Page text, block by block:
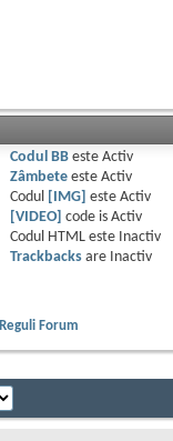
Codul BBeste Activ
Zâmbeteeste Activ
Codul
[IMG] este Activ
[VIDEO] code is Activ
Codul HTML este
Inactiv
Trackbacksare
Inactiv
Reguli Forum